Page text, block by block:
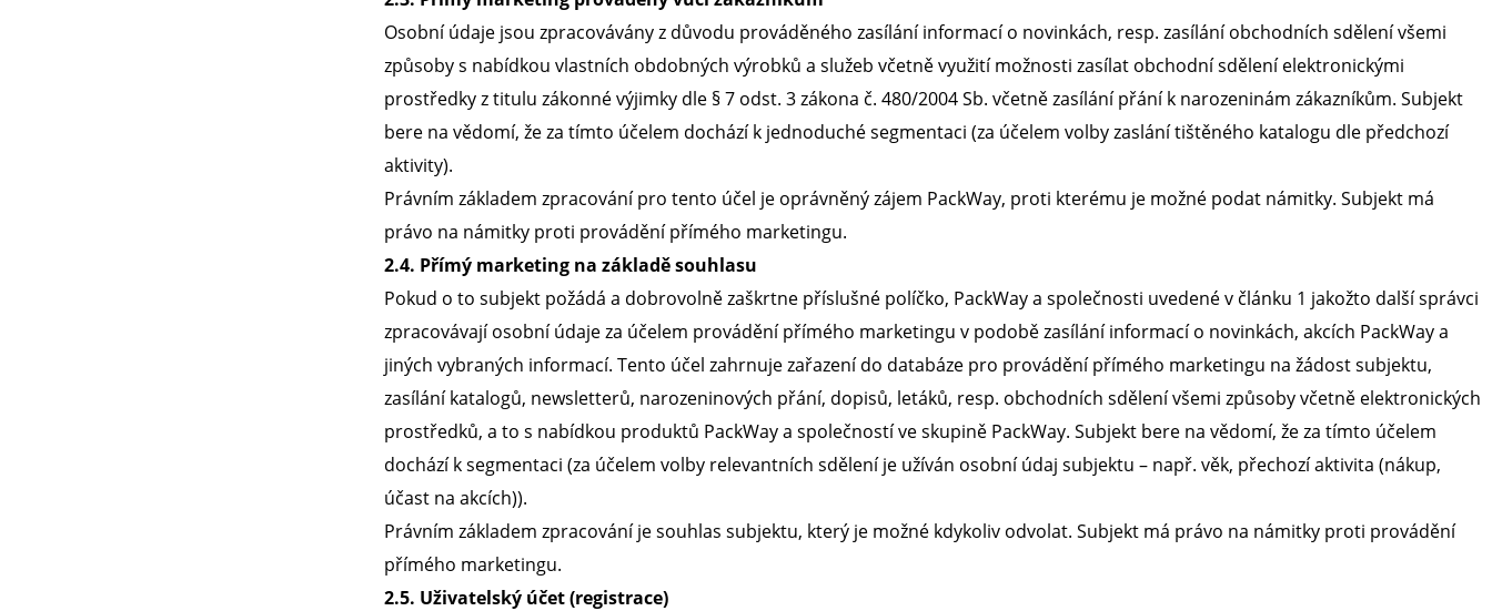
Osobní údaje jsou zpracovávány z důvodu prováděného zasílání informací o novinkách, resp. zasílání obchodních sdělení všemi
způsoby s nabídkou vlastních obdobných výrobků a služeb včetně využití možnosti zasílat obchodní sdělení elektronickými
prostředky z titulu zákonné výjimky dle § 7 odst. 3 zákona č. 480/2004 Sb. včetně zasílání přání k narozeninám zákazníkům. Subjekt
bere na vědomí, že za tímto účelem dochází k jednoduché segmentaci (za účelem volby zaslání tištěného katalogu dle předchozí
aktivity).
Právním základem zpracování pro tento účel je oprávněný zájem PackWay, proti kterému je možné podat námitky. Subjekt má
právo na námitky proti provádění přímého marketingu.
2.4. Přímý marketing na základě souhlasu
Pokud o to subjekt požádá a dobrovolně zaškrtne příslušné políčko, PackWay a společnosti uvedené v článku 1 jakožto další správci
zpracovávají osobní údaje za účelem provádění přímého marketingu v podobě zasílání informací o novinkách, akcích PackWay a
jiných vybraných informací. Tento účel zahrnuje zařazení do databáze pro provádění přímého marketingu na žádost subjektu,
zasílání katalogů, newsletterů, narozeninových přání, dopisů, letáků, resp. obchodních sdělení všemi způsoby včetně elektronických
prostředků, a to s nabídkou produktů PackWay a společností ve skupině PackWay. Subjekt bere na vědomí, že za tímto účelem
dochází k segmentaci (za účelem volby relevantních sdělení je užíván osobní údaj subjektu – např. věk, přechozí aktivita (nákup,
účast na akcích)).
Právním základem zpracování je souhlas subjektu, který je možné kdykoliv odvolat. Subjekt má právo na námitky proti provádění
přímého marketingu.
2.5. Uživatelský účet (registrace)